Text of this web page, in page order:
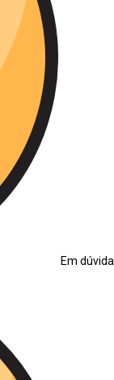
Em dúvida